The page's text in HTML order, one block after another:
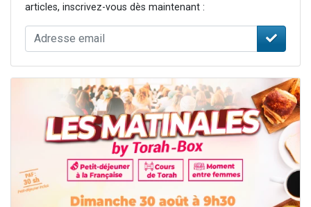
articles, inscrivez-vous dès maintenant :